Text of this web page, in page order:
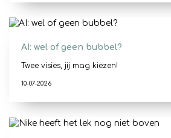
AI: wel of geen bubbel?
Twee visies, jij mag kiezen!
10-07-2026